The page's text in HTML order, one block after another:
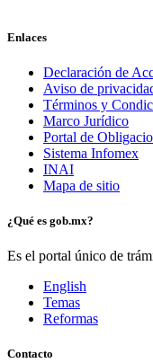
Enlaces
Declaración de
Aviso de
Términos y
Marco Jurídico
Portal de
Sistema Infomex
INAI
Mapa de sitio
¿Qué es gob.mx?
Es el portal único de
English
Temas
Reformas
Contacto